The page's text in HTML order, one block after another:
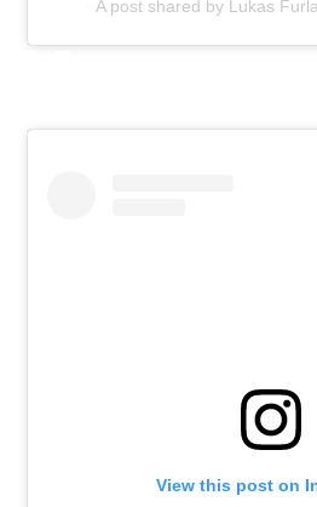
A post shared by Lukas
View this post on